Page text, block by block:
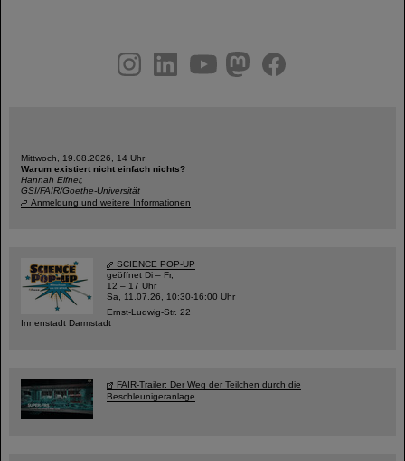
youtubehelmholtz.socialfacebook
Mittwoch, 19.08.2026, 14 Uhr
Warum existiert nicht einfach nichts?
Hannah Elfner,
GSI/FAIR/Goethe-Universität
Anmeldung und weitere Informationen
SCIENCE POP-UP
geöffnet Di – Fr,
12 – 17 Uhr
Sa, 11.07.26, 10:30-16:00 Uhr
Ernst-Ludwig-Str. 22
Innenstadt Darmstadt
FAIR-Trailer: Der Weg der Teilchen durch die
Beschleunigeranlage